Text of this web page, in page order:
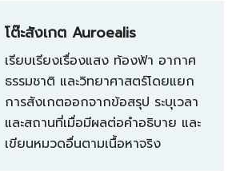
โต๊ะสังเกต Auroealis
เรียบเรียงเรื่องแสง ท้องฟ้า อากาศ
ธรรมชาติ และวิทยาศาสตร์โดยแยก
การสังเกตออกจากข้อสรุป ระบุเวลา
และสถานที่เมื่อมีผลต่อคำอธิบาย และ
เขียนหมวดอื่นตามเนื้อหาจริง